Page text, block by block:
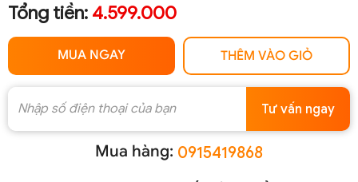
Tổng tiền: 4.599.000
MUA NGAY THÊM VÀO GIỎ
Tư vấn ngay
Mua hàng: 0915419868